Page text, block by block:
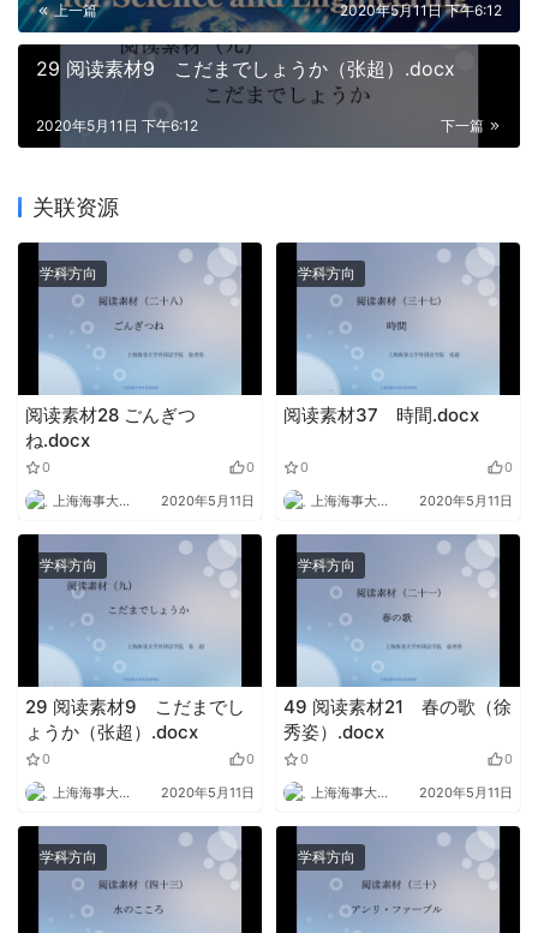
上一篇 2020年5月11日 下午6:12
29 阅读素材9 こだまでしょうか（张超）.docx
下一篇
2020年5月11日 下午6:12
关联资源
学科方向
阅读素材28 ごんぎつ
ね.docx
0 0
上海海事大学外语 2020年5月11日
学科方向
阅读素材37 時間.docx
0 0
上海海事大学外语 2020年5月11日
学科方向
29 阅读素材9 こだまでし
ょうか（张超）.docx
0 0
上海海事大学外语 2020年5月11日
学科方向
49 阅读素材21 春の歌（徐
秀姿）.docx
0 0
上海海事大学外语 2020年5月11日
学科方向 学科方向